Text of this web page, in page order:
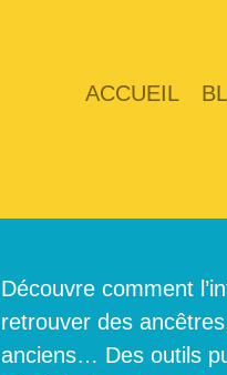
ACCUEIL
Découvre comment
retrouver des
anciens… Des outils